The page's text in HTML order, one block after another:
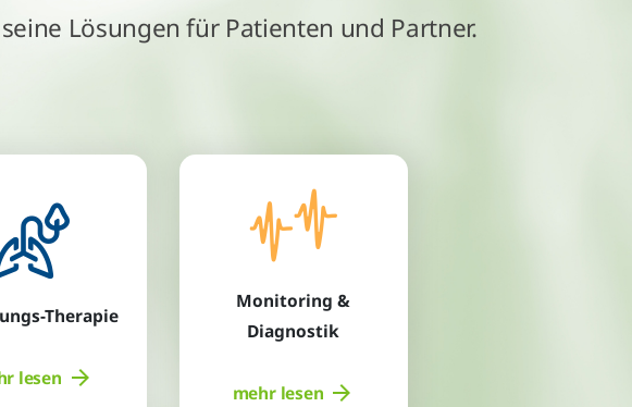
Lösungen für Patienten und Partner.
Therapie
lesen
Monitoring &
Diagnostik
mehr lesen